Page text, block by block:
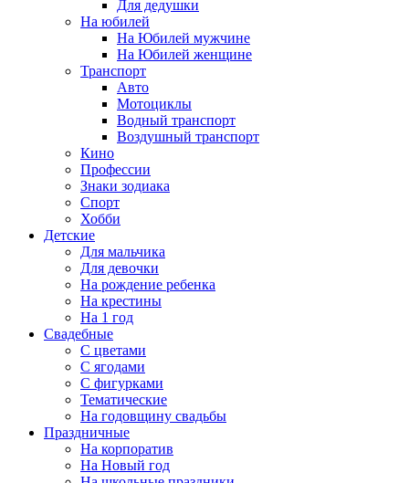
Для дедушки
На юбилей
На Юбилей мужчине
На Юбилей женщине
Транспорт
Авто
Мотоциклы
Водный транспорт
Воздушный транспорт
Кино
Профессии
Знаки зодиака
Спорт
Хобби
Детские
Для мальчика
Для девочки
На рождение ребенка
На крестины
На 1 год
Свадебные
С цветами
С ягодами
С фигурками
Тематические
На годовщину свадьбы
Праздничные
На корпоратив
На Новый год